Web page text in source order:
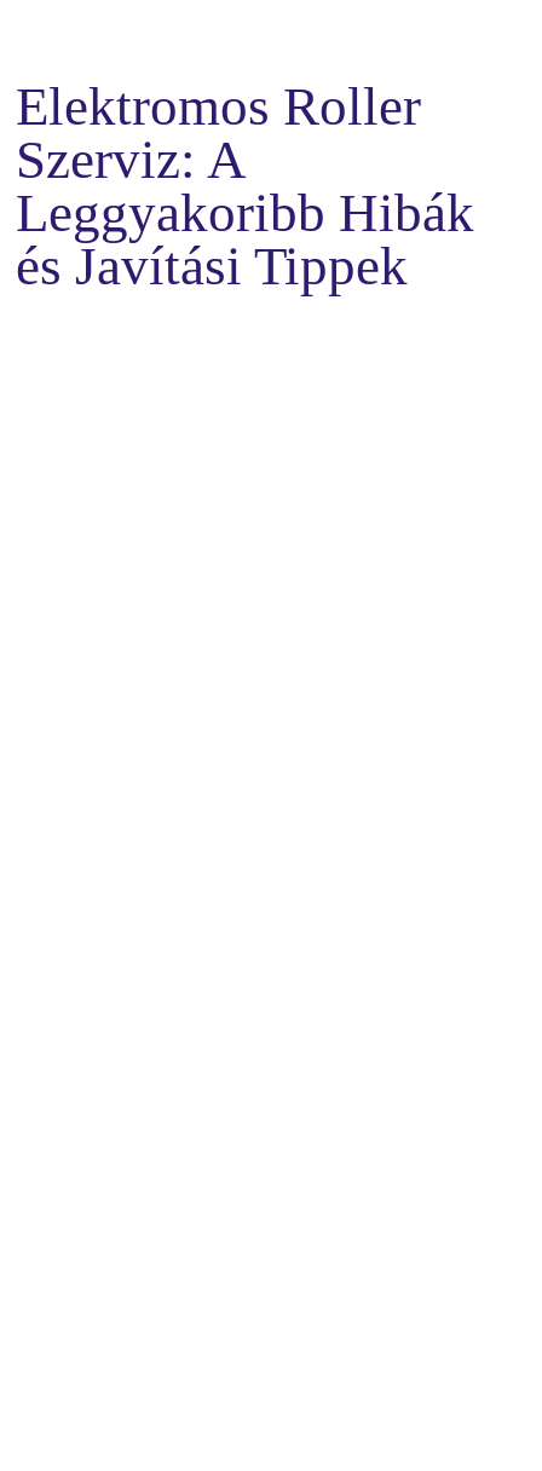
Elektromos Roller
Szerviz: A
Leggyakoribb Hibák
és Javítási Tippek